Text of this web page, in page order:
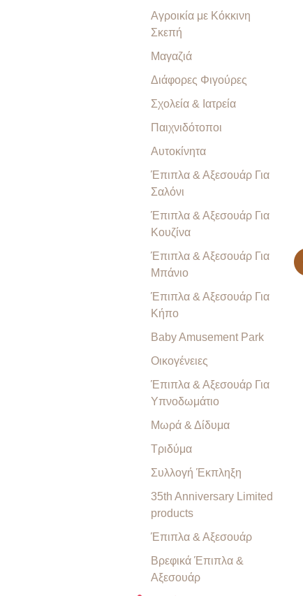
Αγροικία με Κόκκινη
Σκεπή
Μαγαζιά
Διάφορες Φιγούρες
Σχολεία & Ιατρεία
Παιχνιδότοποι
Αυτοκίνητα
Έπιπλα & Αξεσουάρ Για
Σαλόνι
Έπιπλα & Αξεσουάρ Για
Κουζίνα
Έπιπλα & Αξεσουάρ Για
Μπάνιο
Έπιπλα & Αξεσουάρ Για
Κήπο
Baby Amusement Park
Οικογένειες
Έπιπλα & Αξεσουάρ Για
Υπνοδωμάτιο
Μωρά & Δίδυμα
Τριδύμα
Συλλογή Έκπληξη
35th Anniversary Limited
products
Έπιπλα & Αξεσουάρ
Βρεφικά Έπιπλα &
Αξεσουάρ